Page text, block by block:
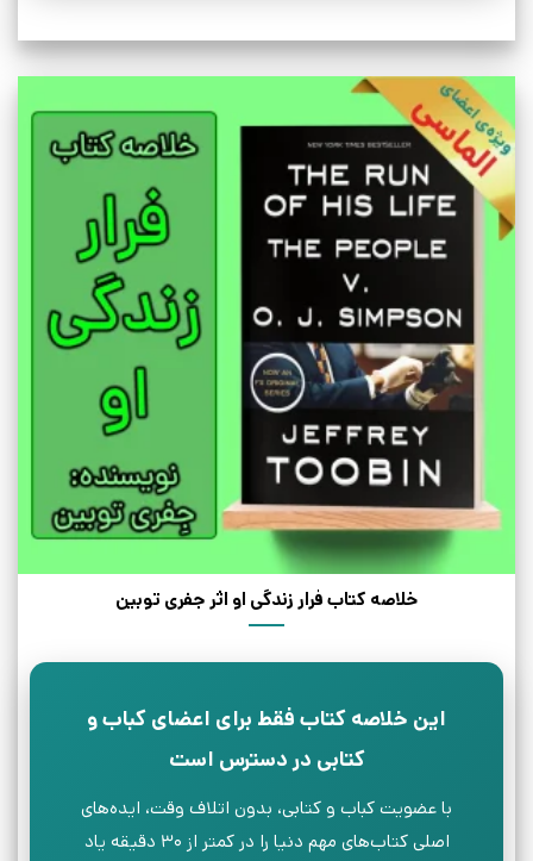
خلاصه کتاب فرار زندگی او اثر جفری توبین
این خلاصه کتاب فقط برای اعضای کباب و
کتابی در دسترس است
با عضویت کباب و کتابی، بدون اتلاف وقت، ایده‌های
اصلی کتاب‌های مهم دنیا را در کمتر از ۳۰ دقیقه یاد